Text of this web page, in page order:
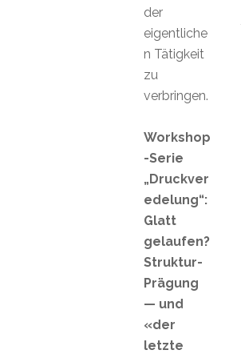
der
eigentliche
n Tätigkeit
zu
verbringen.
Workshop
-Serie
„Druckver
edelung“:
Glatt
gelaufen?
Struktur-
Prägung
— und
«der
letzte